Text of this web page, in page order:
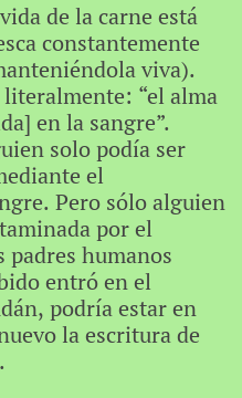
de la carne está
constantemente
viva).
literalmente: “el alma
en la sangre”.
solo podía ser
el
Pero sólo alguien
por el
padres humanos
entró en el
podría estar en
la escritura de